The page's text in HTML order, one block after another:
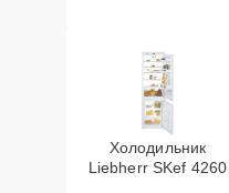
Холодильник
Liebherr SKef 4260